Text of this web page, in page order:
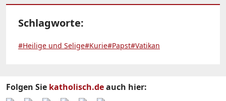
Schlagworte:
#Heilige und Selige#Kurie#Papst#Vatikan
Folgen Sie katholisch.deauch hier: